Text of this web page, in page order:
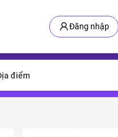
Đăng nhập
điểm